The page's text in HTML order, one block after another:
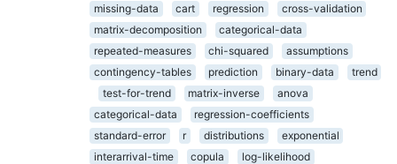
missing-data
cart regression
cross-validation
matrix-decomposition
categorical-data
repeated-measures
chi-squared
assumptions
contingency-tables
prediction binary-data
trend
test-for-trend
matrix-inverse
anova
categorical-data
regression-coefficients
standard-error
r distributions
exponential
interarrival-time
copula
log-likelihood